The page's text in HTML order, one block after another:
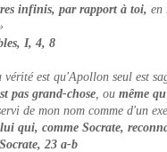
infinis, par rapport à toi, en
, I, 4, 8
est qu'Apollon seul est
pas grand-chose, ou même
de mon nom comme d'un
qui, comme Socrate,
, 23 a-b